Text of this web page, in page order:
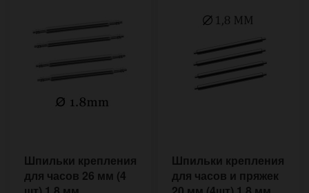
Шпильки крепления
для часов 26 мм (4
Шпильки крепления
для часов и пряжек